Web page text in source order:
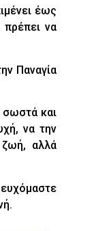
έως
πρέπει να
Παναγία
και
να την
ζωή, αλλά